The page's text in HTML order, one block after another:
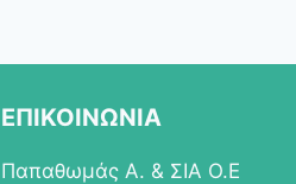
ΕΠΙΚΟΙΝΩΝΙΑ
Παπαθωμάς Α. & ΣΙΑ Ο.Ε